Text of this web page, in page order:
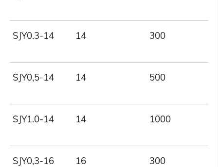
SJY0.3-14 14 300
SJY0,5-14 14 500
SJY1.0-14 14 1000
SJY0,3-16 16 300